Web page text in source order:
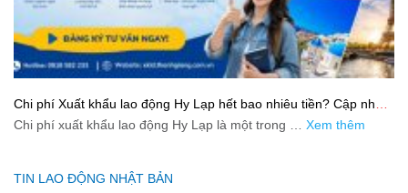
Chi phí Xuất khẩu lao động Hy Lạp hết bao nhiêu tiền? Cập nhật
mới nhất 2026
Chi phí xuất khẩu lao động Hy Lạp là một trong … Xem thêm
TIN LAO ĐỘNG NHẬT BẢN